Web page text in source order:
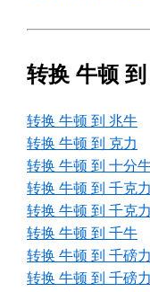
转换 牛顿
转换 牛顿 到 兆牛
转换 牛顿 到 克力
转换 牛顿 到 十分
转换 牛顿 到 千克力
转换 牛顿 到 千克力
转换 牛顿 到 千牛
转换 牛顿 到 千磅力
转换 牛顿 到 千磅力